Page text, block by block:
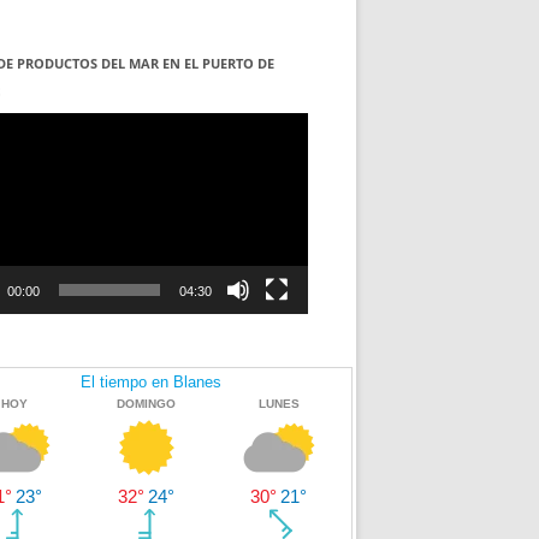
PRODUCTOS DEL MAR EN EL PUERTO DE
00:00 04:30